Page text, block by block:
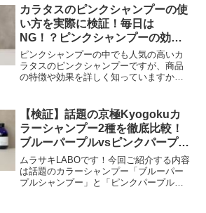
カラタスのピンクシャンプーの使
い方を実際に検証！毎日は
NG！？ピンクシャンプーの効果
的な頻度も。
ピンクシャンプーの中でも人気の高いカ
ラタスのピンクシャンプーですが、商品
の特徴や効果を詳しく知っていますか？
せて、実際に使用した検証結果をご紹介
します。下記に関連記事を...
【検証】話題の京極Kyogokuカ
ラーシャンプー2種を徹底比較！
ブルーパープルvsピンクパープル
シャンプー！
ムラサキLABOです！今回ご紹介する内容
は話題のカラーシャンプー「ブルーパー
プルシャンプー」と「ピンクパープルシ